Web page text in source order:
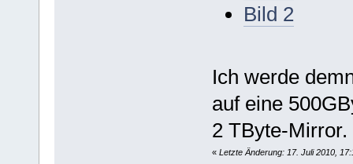
Bild 2
Ich werde
auf eine
2 TByte-
« Letzte Änderung: 17. Juli 2010,